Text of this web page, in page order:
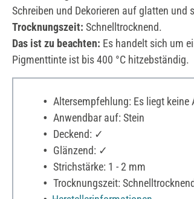
Schreiben und Dekorieren auf glatten
Trocknungszeit: Schnelltrocknend.
Das ist zu beachten: Es handelt sich um
Pigmenttinte ist bis 400 °C hitzebständig.
Altersempfehlung: Es liegt keine
Anwendbar auf: Stein
Deckend: ✓
Glänzend: ✓
Strichstärke: 1 - 2 mm
Trocknungszeit: